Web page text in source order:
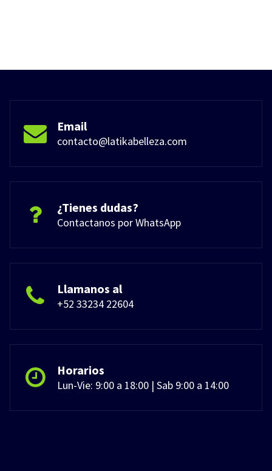
Email
contacto@latikabelleza.com
¿Tienes dudas?
Contactanos por WhatsApp
Llamanos al
+52 33234 22604
Horarios
Lun-Vie: 9:00 a 18:00 | Sab 9:00 a 14:00